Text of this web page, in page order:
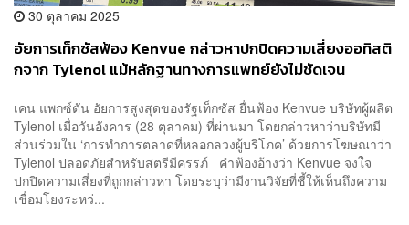
30 ตุลาคม 2025
อัยการเท็กซัสฟ้อง Kenvue กล่าวหาปกปิดความเสี่ยงออทิสติ
กจาก Tylenol แม้หลักฐานทางการแพทย์ยังไม่ชัดเจน
เคน แพกซ์ตัน อัยการสูงสุดของรัฐเท็กซัส ยื่นฟ้อง Kenvue บริษัทผู้ผลิต
Tylenol เมื่อวันอังคาร (28 ตุลาคม) ที่ผ่านมา โดยกล่าวหาว่าบริษัทมี
ส่วนร่วมใน ‘การทำการตลาดที่หลอกลวงผู้บริโภค’ ด้วยการโฆษณาว่า
Tylenol ปลอดภัยสำหรับสตรีมีครรภ์ คำฟ้องอ้างว่า Kenvue จงใจ
ปกปิดความเสี่ยงที่ถูกกล่าวหา โดยระบุว่ามีงานวิจัยที่ชี้ให้เห็นถึงความ
เชื่อมโยงระหว่...